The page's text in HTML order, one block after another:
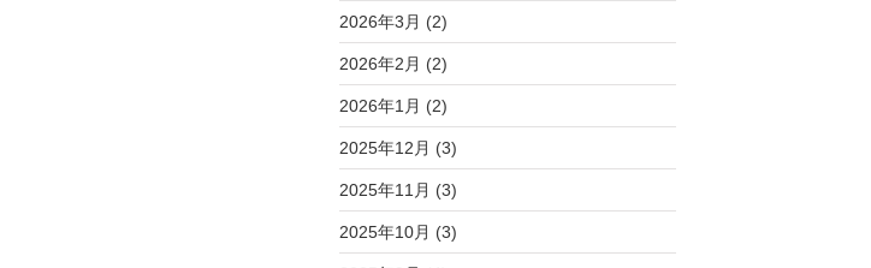
2026年3月 (2)
2026年2月 (2)
2026年1月 (2)
2025年12月 (3)
2025年11月 (3)
2025年10月 (3)